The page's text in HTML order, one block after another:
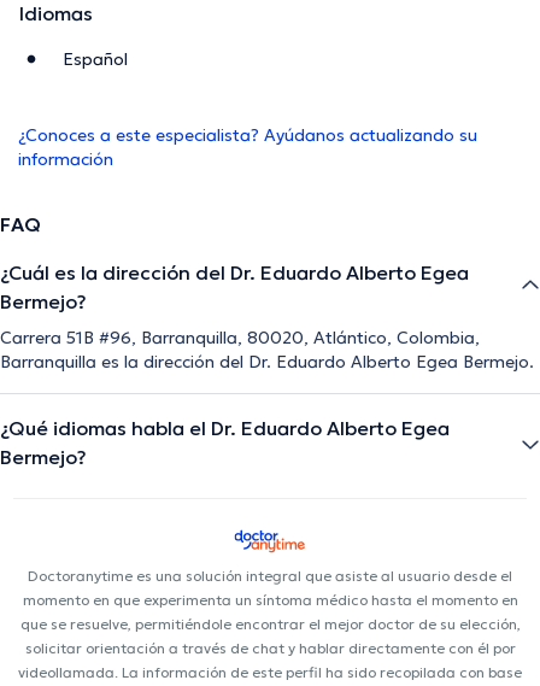
Idiomas
Español
¿Conoces a este especialista? Ayúdanos actualizando su
información
FAQ
¿Cuál es la dirección del Dr. Eduardo Alberto Egea
Bermejo?
Carrera 51B #96, Barranquilla, 80020, Atlántico, Colombia,
Barranquilla es la dirección del Dr. Eduardo Alberto Egea Bermejo.
¿Qué idiomas habla el Dr. Eduardo Alberto Egea
Bermejo?
Doctoranytime es una solución integral que asiste al usuario desde el
momento en que experimenta un síntoma médico hasta el momento en
que se resuelve, permitiéndole encontrar el mejor doctor de su elección,
solicitar orientación a través de chat y hablar directamente con él por
videollamada. La información de este perfil ha sido recopilada con base